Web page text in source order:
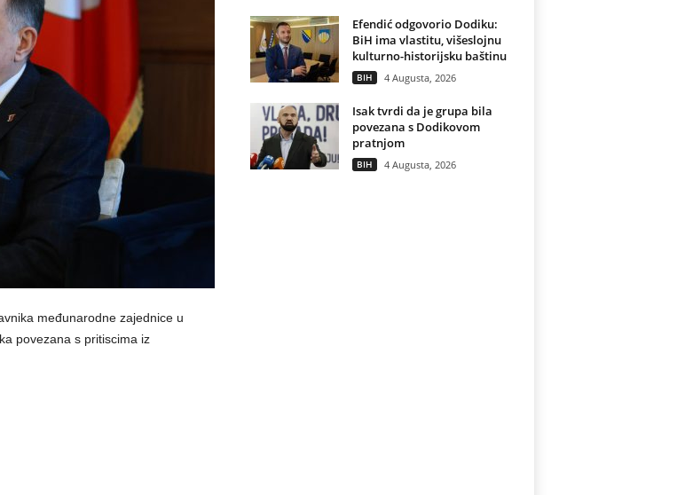
međunarodne zajednice u
povezana s pritiscima iz
Efendić odgovorio Dodiku:
BiH ima vlastitu, višeslojnu
kulturno-historijsku baštinu
BIH 4 Augusta, 2026
Isak tvrdi da je grupa bila
povezana s Dodikovom
pratnjom
BIH 4 Augusta, 2026